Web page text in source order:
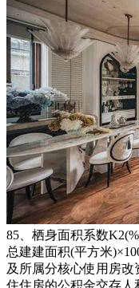
85、栖身面积系数
总建建面积(平方米
及所属分核心使用房
住住房的公积金交存人